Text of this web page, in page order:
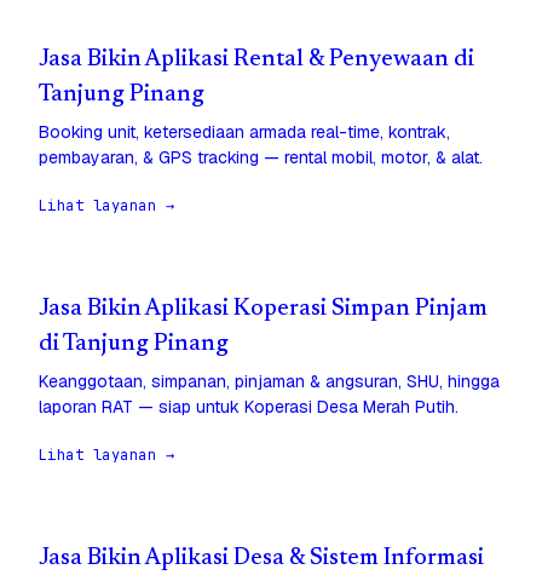
Jasa Bikin Aplikasi Rental & Penyewaan di
Tanjung Pinang
Booking unit, ketersediaan armada real-time, kontrak,
pembayaran, & GPS tracking — rental mobil, motor, & alat.
Lihat layanan →
Jasa Bikin Aplikasi Koperasi Simpan Pinjam
di Tanjung Pinang
Keanggotaan, simpanan, pinjaman & angsuran, SHU, hingga
laporan RAT — siap untuk Koperasi Desa Merah Putih.
Lihat layanan →
Jasa Bikin Aplikasi Desa & Sistem Informasi